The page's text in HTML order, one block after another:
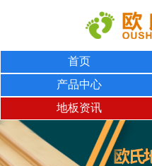
首页
产品中心
地板资讯